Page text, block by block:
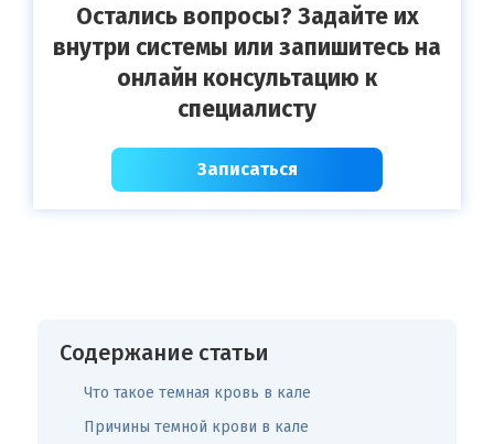
Остались вопросы? Задайте их
внутри системы или запишитесь на
онлайн консультацию к
специалисту
Записаться
Содержание статьи
Что такое темная кровь в кале
Причины темной крови в кале